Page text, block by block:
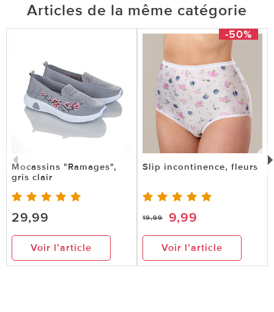
Articles de la même catégorie
Mocassins "Ramages",
gris clair
29,99
Voir l’article
-50%
Slip incontinence, fleurs
19,99 9,99
Voir l’article